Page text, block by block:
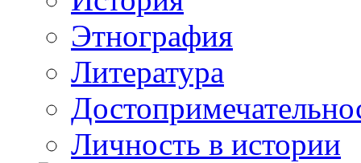
Этнография
Литература
Личность в истории